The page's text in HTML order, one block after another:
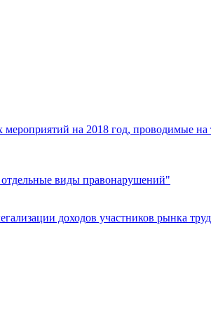
на 2018 год, проводимые
виды правонарушений"
доходов участников рынка